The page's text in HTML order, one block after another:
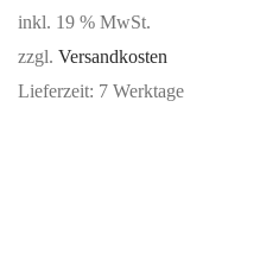
inkl. 19 % MwSt.
zzgl. Versandkosten
Lieferzeit: 7 Werktage